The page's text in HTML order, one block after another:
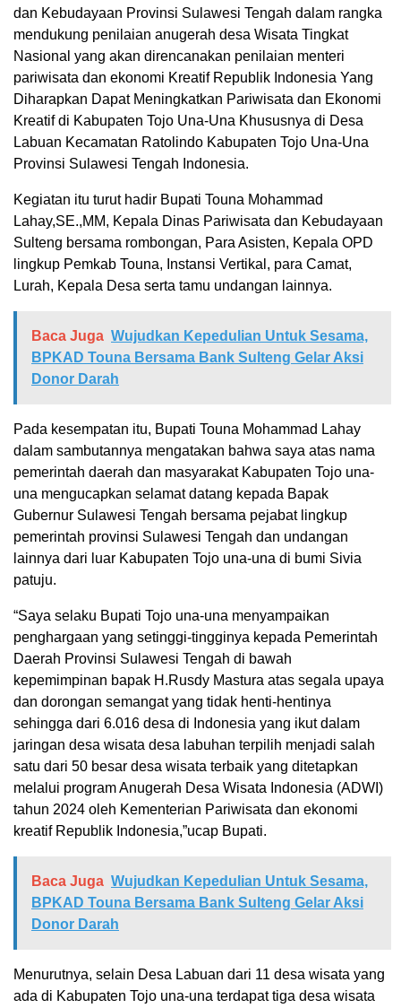
dan Kebudayaan Provinsi Sulawesi Tengah dalam rangka
mendukung penilaian anugerah desa Wisata Tingkat
Nasional yang akan direncanakan penilaian menteri
pariwisata dan ekonomi Kreatif Republik Indonesia Yang
Diharapkan Dapat Meningkatkan Pariwisata dan Ekonomi
Kreatif di Kabupaten Tojo Una-Una Khususnya di Desa
Labuan Kecamatan Ratolindo Kabupaten Tojo Una-Una
Provinsi Sulawesi Tengah Indonesia.
Kegiatan itu turut hadir Bupati Touna Mohammad
Lahay,SE.,MM, Kepala Dinas Pariwisata dan Kebudayaan
Sulteng bersama rombongan, Para Asisten, Kepala OPD
lingkup Pemkab Touna, Instansi Vertikal, para Camat,
Lurah, Kepala Desa serta tamu undangan lainnya.
Baca Juga Wujudkan Kepedulian Untuk Sesama,
BPKAD Touna Bersama Bank Sulteng Gelar Aksi
Donor Darah
Pada kesempatan itu, Bupati Touna Mohammad Lahay
dalam sambutannya mengatakan bahwa saya atas nama
pemerintah daerah dan masyarakat Kabupaten Tojo una-
una mengucapkan selamat datang kepada Bapak
Gubernur Sulawesi Tengah bersama pejabat lingkup
pemerintah provinsi Sulawesi Tengah dan undangan
lainnya dari luar Kabupaten Tojo una-una di bumi Sivia
patuju.
“Saya selaku Bupati Tojo una-una menyampaikan
penghargaan yang setinggi-tingginya kepada Pemerintah
Daerah Provinsi Sulawesi Tengah di bawah
kepemimpinan bapak H.Rusdy Mastura atas segala upaya
dan dorongan semangat yang tidak henti-hentinya
sehingga dari 6.016 desa di Indonesia yang ikut dalam
jaringan desa wisata desa labuhan terpilih menjadi salah
satu dari 50 besar desa wisata terbaik yang ditetapkan
melalui program Anugerah Desa Wisata Indonesia (ADWI)
tahun 2024 oleh Kementerian Pariwisata dan ekonomi
kreatif Republik Indonesia,”ucap Bupati.
Baca Juga Wujudkan Kepedulian Untuk Sesama,
BPKAD Touna Bersama Bank Sulteng Gelar Aksi
Donor Darah
Menurutnya, selain Desa Labuan dari 11 desa wisata yang
ada di Kabupaten Tojo una-una terdapat tiga desa wisata